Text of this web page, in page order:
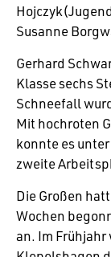
Susanne
Gerhard
Klasse sechs
Schnee­fall
Mit hoch­roten
konnte es
zweite
Die Großen
Wochen
an. Im Früh­jahr